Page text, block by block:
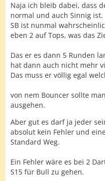
Naja ich bleib dabei, dass
normal und auch Sinnig ist.
SB ist nunmal
eben 2 auf Tops, was das
Das er es dann 5 Runden
hat dann auch nicht mehr
Das muss er völlig egal
von nem Bouncer sollte
ausgehen.
Aber gut es darf ja jeder
absolut kein Fehler und
Standard Weg.
Ein Fehler wäre es bei 2
S15 für Bull zu gehen.